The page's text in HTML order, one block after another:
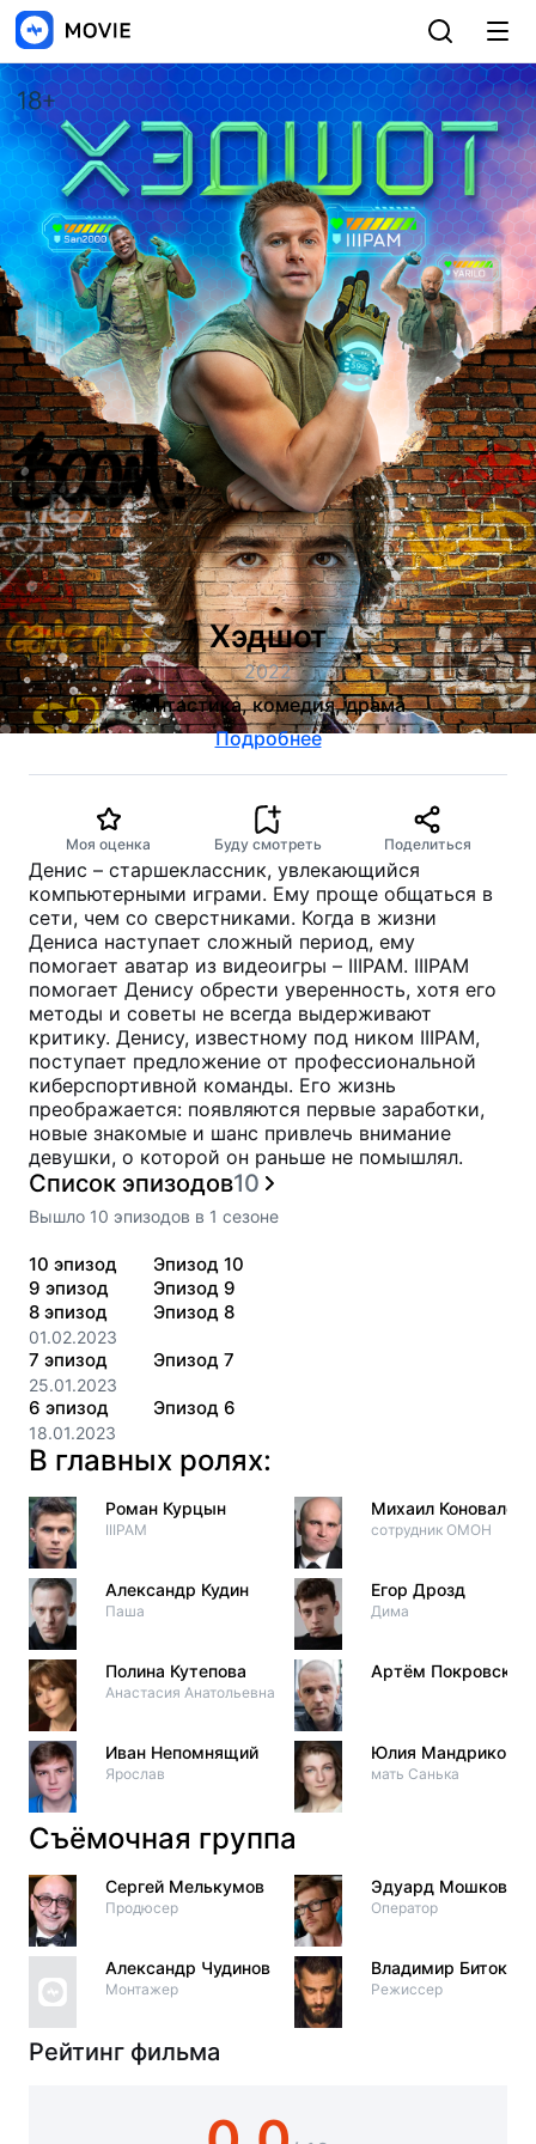
Хэдшот
2022
фантастика, комедия, драма
Подробнее
Моя оценка Буду смотреть Поделиться
Денис – старшеклассник, увлекающийся
компьютерными играми. Ему проще общаться в
сети, чем со сверстниками. Когда в жизни
Дениса наступает сложный период, ему
помогает аватар из видеоигры – IIIPAM. IIIPAM
помогает Денису обрести уверенность, хотя его
методы и советы не всегда выдерживают
критику. Денису, известному под ником IIIPAM,
поступает предложение от профессиональной
киберспортивной команды. Его жизнь
преображается: появляются первые заработки,
новые знакомые и шанс привлечь внимание
девушки, о которой он раньше не помышлял.
Список эпизодов10
Вышло 10 эпизодов в 1 сезоне
10 эпизод
Эпизод 10
9 эпизод
Эпизод 9
8 эпизод
01.02.2023
Эпизод 8
7 эпизод
25.01.2023
Эпизод 7
6 эпизод
18.01.2023
Эпизод 6
В главных ролях:
Роман Курцын
IIIPAM
Александр Кудин
Паша
Полина Кутепова
Анастасия Анатольевна
Иван Непомнящий
Ярослав
Михаил Коновалов
сотрудник ОМОН
Егор Дрозд
Дима
Артём Покровский
Юлия Мандрико
мать Санька
Съёмочная группа
Сергей Мелькумов
Продюсер
Александр Чудинов
Монтажер
Эдуард Мошкович
Оператор
Владимир Битоков
Режиссер
Рейтинг фильма